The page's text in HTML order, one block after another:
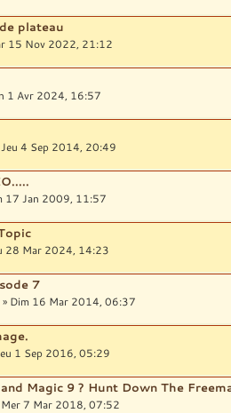
plateau
15 Nov 2022, 21:12
1 Avr 2024, 16:57
Jeu 4 Sep 2014, 20:49
17 Jan 2009, 11:57
28 Mar 2024, 14:23
7
» Dim 16 Mar 2014, 06:37
1 Sep 2016, 05:29
Magic 9 ? Hunt Down The
Mer 7 Mar 2018, 07:52